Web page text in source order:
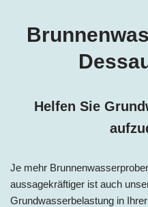
Helfen Sie
Je mehr
aussagekräftiger ist auch
Grundwasserbelastung in